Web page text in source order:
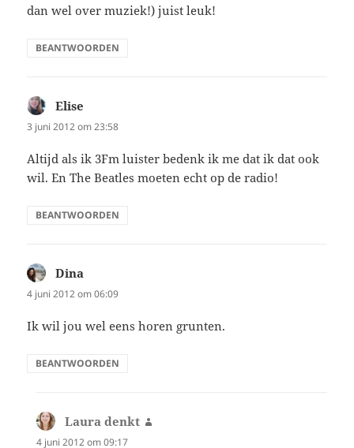
dan wel over muziek!) juist leuk!
BEANTWOORDEN
Elise
3 juni 2012 om 23:58
Altijd als ik 3Fm luister bedenk ik me dat ik dat ook
wil. En The Beatles moeten echt op de radio!
BEANTWOORDEN
Dina
4 juni 2012 om 06:09
Ik wil jou wel eens horen grunten.
BEANTWOORDEN
Laura denkt
4 juni 2012 om 09:17